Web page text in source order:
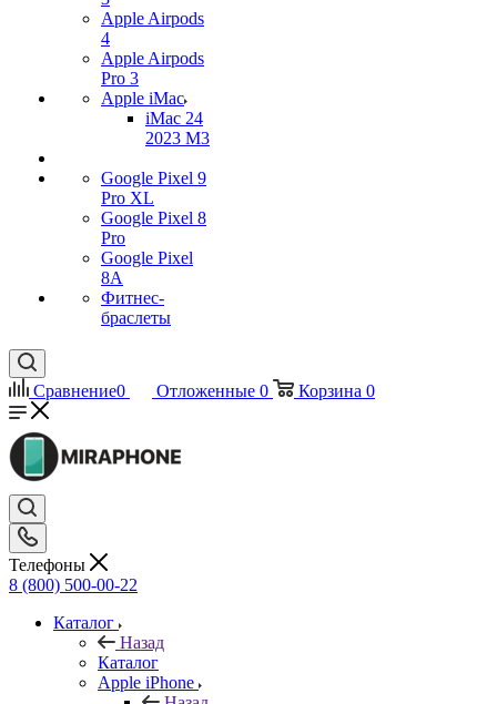
Apple Airpods
4
Apple Airpods
Pro 3
Apple iMac
iMac 24
2023 M3
Google Pixel 9
Pro XL
Google Pixel 8
Pro
Google Pixel
8A
Фитнес-
браслеты
Сравнение0 Отложенные 0 Корзина 0
Телефоны
8 (800) 500-00-22
Каталог
Назад
Каталог
Apple iPhone